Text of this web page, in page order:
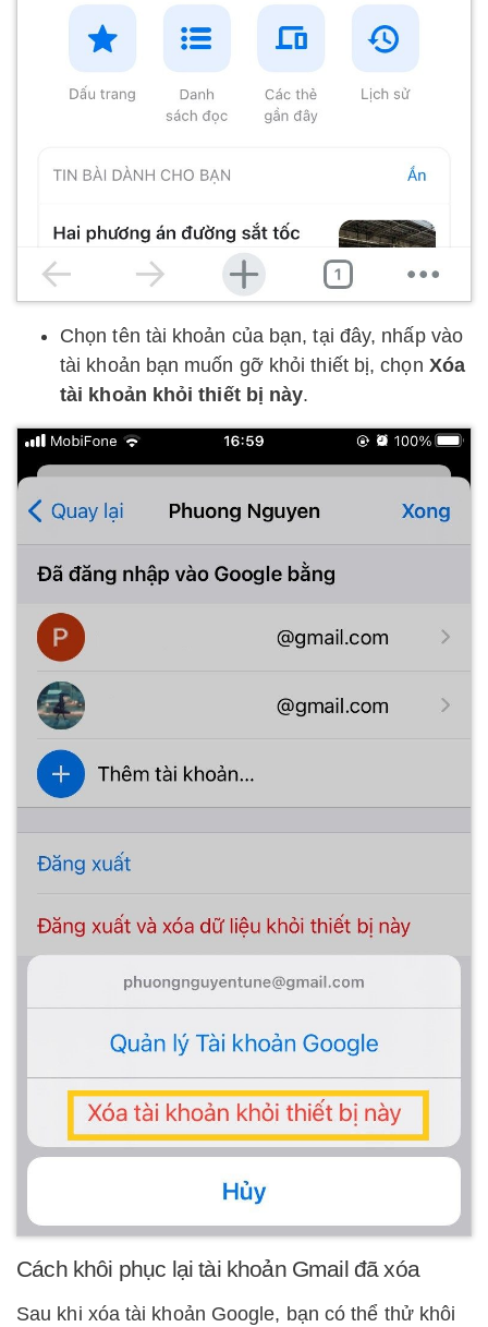
Chọn tên tài khoản của bạn, tại đây, nhấp vào
tài khoản bạn muốn gỡ khỏi thiết bị, chọn Xóa
tài khoản khỏi thiết bị này.
Cách khôi phục lại tài khoản Gmail đã xóa
Sau khi xóa tài khoản Google, bạn có thể thử khôi